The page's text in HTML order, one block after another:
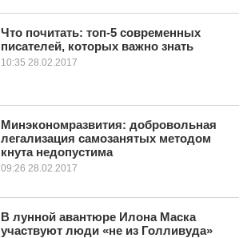
Что почитать: топ-5 современных
писателей, которых важно знать
10:35 28.02.2017
Минэкономразвития: добровольная
легализация самозанятых методом
кнута недопустима
09:26 28.02.2017
В лунной авантюре Илона Маска
участвуют люди «не из Голливуда»